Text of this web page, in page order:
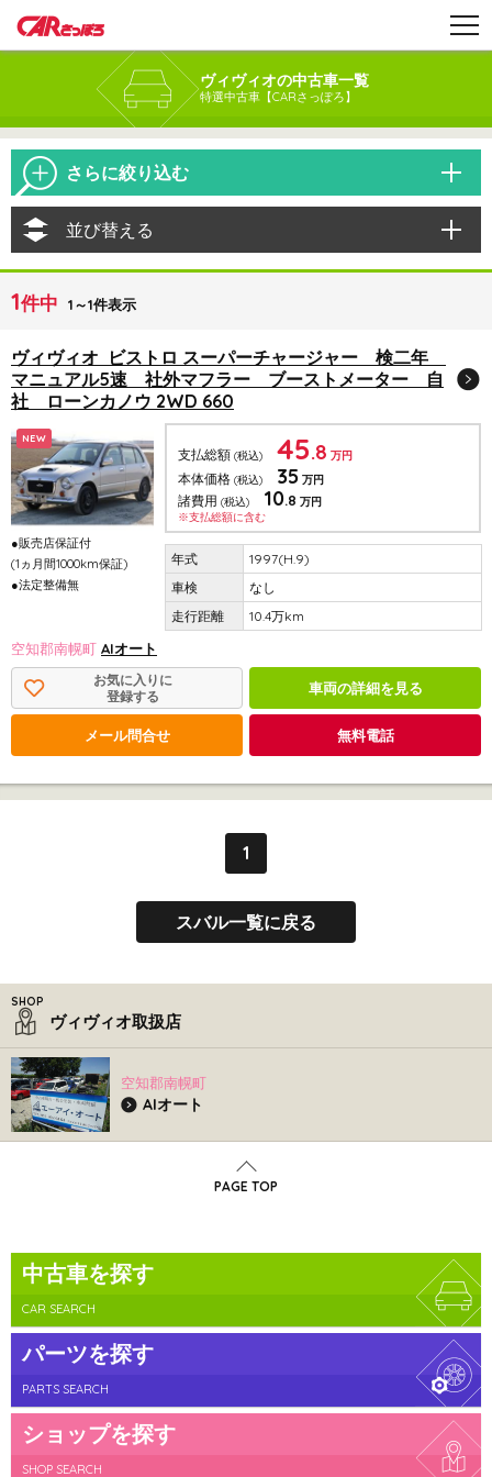
ヴィヴィオの中古車一覧
特選中古車【CARさっぽろ】
さらに絞り込む
並び替える
1件中 1～1件表示
ヴィヴィオ ビストロ スーパーチャージャー 検二年
マニュアル5速 社外マフラー ブーストメーター 自
社 ローンカノウ 2WD 660
NEW
●販売店保証付
(1ヵ月間1000km保証)
●法定整備無
支払総額 (税込) 45.8 万円
本体価格 (税込) 35 万円
諸費用 (税込) 10.8 万円
※支払総額に含む
1997(H.9)
なし
10.4万km
空知郡南幌町 AIオート
お気に入りに
登録する
車両の詳細を見る
メール問合せ 無料電話
1
スバル一覧に戻る
ヴィヴィオ取扱店
空知郡南幌町
AIオート
PAGE TOP
中古車を探す
CAR SEARCH
パーツを探す
PARTS SEARCH
ショップを探す
SHOP SEARCH